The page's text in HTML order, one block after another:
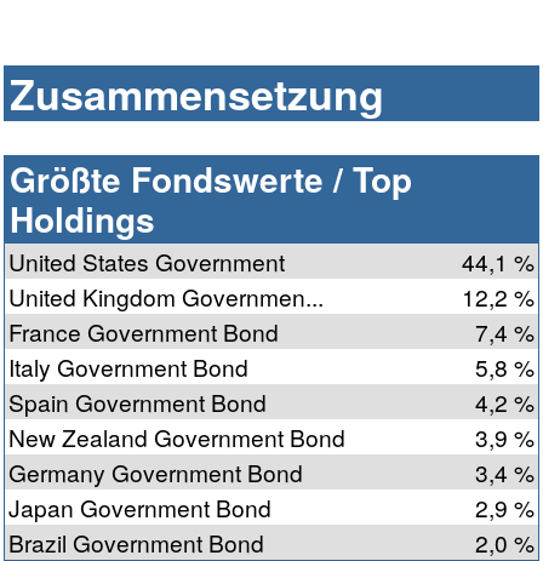
Zusammensetzung
Größte Fondswerte / Top
Holdings
United States Government
44,1 %
United Kingdom Governmen...
12,2 %
France Government Bond
7,4 %
Italy Government Bond
5,8 %
Spain Government Bond
4,2 %
New Zealand Government Bond
3,9 %
Germany Government Bond
3,4 %
Japan Government Bond
2,9 %
Brazil Government Bond
2,0 %